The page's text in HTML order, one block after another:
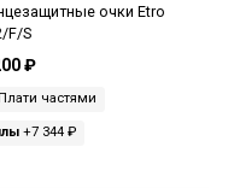
очки Etro
F/S
₽
Плати частями
+7 344 ₽